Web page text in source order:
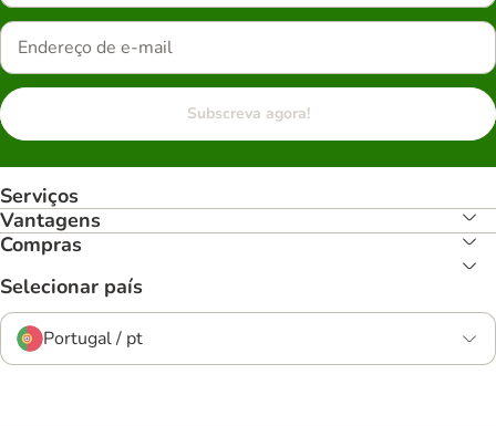
Subscreva agora!
Serviços
Vantagens
Compras
Selecionar país
Portugal / pt